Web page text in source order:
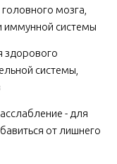
мозга,
иммунной системы
здорового
системы,
- для
от лишнего